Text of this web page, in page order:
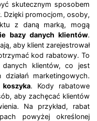
skutecznym sposobem
Dzięki promocjom, osoby,
z daną marką, mogą
bazy danych klientów.
aby klient zarejestrował
kod rabatowy. To
klientów, co jest
marketingowych.
. Kody rabatowe
aby zachęcać klientów
Na przykład, rabat
powyżej określonej